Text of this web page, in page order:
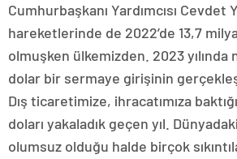
Cumhurbaşkanı Yardımcısı Cevdet
hareketlerinde de 2022’de 13,7
olmuşken ülkemizden. 2023
dolar bir sermaye girişinin
Dış ticaretimize, ihracatımıza
doları yakaladık geçen yıl.
olumsuz olduğu halde birçok